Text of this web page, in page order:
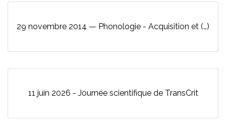
29 novembre 2014 — Phonologie - Acquisition et (…)
11 juin 2026 - Journée scientifique de TransCrit